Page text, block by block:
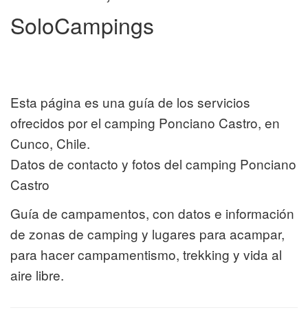
SoloCampings
Esta página es una guía de los servicios
ofrecidos por el camping Ponciano Castro, en
Cunco, Chile.
Datos de contacto y fotos del camping Ponciano
Castro
Guía de campamentos, con datos e información
de zonas de camping y lugares para acampar,
para hacer campamentismo, trekking y vida al
aire libre.